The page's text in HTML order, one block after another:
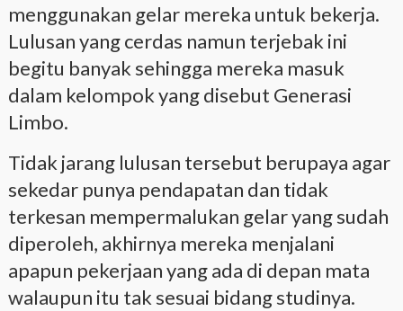
menggunakan gelar mereka untuk bekerja.
Lulusan yang cerdas namun terjebak ini
begitu banyak sehingga mereka masuk
dalam kelompok yang disebut Generasi
Limbo.
Tidak jarang lulusan tersebut berupaya agar
sekedar punya pendapatan dan tidak
terkesan mempermalukan gelar yang sudah
diperoleh, akhirnya mereka menjalani
apapun pekerjaan yang ada di depan mata
walaupun itu tak sesuai bidang studinya.